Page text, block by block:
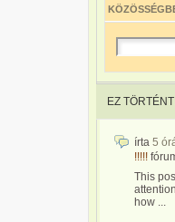
EZ
írta 5
!!!!!
This
how ...